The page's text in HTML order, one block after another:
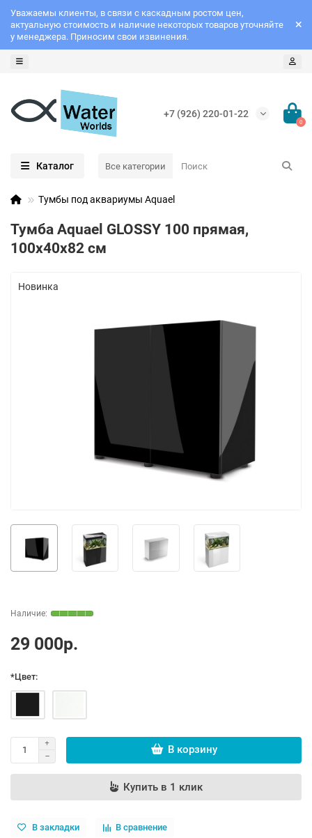
Уважаемы клиенты, в связи с каскадным ростом цен,
актуальную стоимость и наличие некоторых товаров уточняйте
у менеджера. Приносим свои извинения.
+7 (926) 220-01-22
0
Каталог Все категории
Тумбы под аквариумы Aquael
Тумба Aquael GLOSSY 100 прямая,
100x40x82 см
Новинка
29 000р.
*Цвет:
В корзину
Купить в 1 клик
В закладки В сравнение